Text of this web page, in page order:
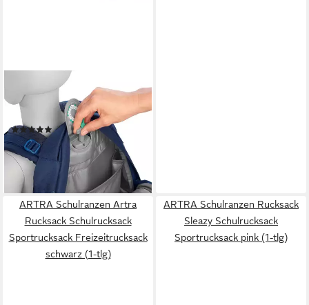
COOCAZOO
Schulrucksack MATE, 30 Liter
(1-tlg)
(35)
139,99 €
leider ausverkauft
ARTRA Schulranzen Artra
Rucksack Schulrucksack
Sportrucksack Freizeitrucksack
schwarz (1-tlg)
ARTRA Schulranzen Rucksack
Sleazy Schulrucksack
Sportrucksack pink (1-tlg)